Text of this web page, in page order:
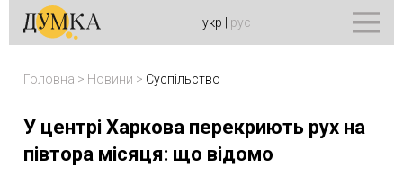
укр рус
Головна > Новини > Суспільство
У центрі Харкова перекриють рух на
півтора місяця: що відомо